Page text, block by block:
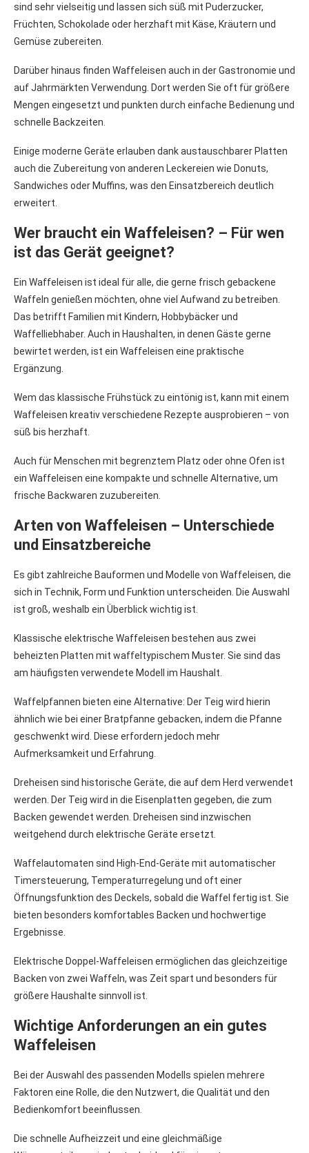
sind sehr vielseitig und lassen sich süß mit Puderzucker,
Früchten, Schokolade oder herzhaft mit Käse, Kräutern und
Gemüse zubereiten.
Darüber hinaus finden Waffeleisen auch in der Gastronomie und
auf Jahrmärkten Verwendung. Dort werden Sie oft für größere
Mengen eingesetzt und punkten durch einfache Bedienung und
schnelle Backzeiten.
Einige moderne Geräte erlauben dank austauschbarer Platten
auch die Zubereitung von anderen Leckereien wie Donuts,
Sandwiches oder Muffins, was den Einsatzbereich deutlich
erweitert.
Wer braucht ein Waffeleisen? – Für wen
ist das Gerät geeignet?
Ein Waffeleisen ist ideal für alle, die gerne frisch gebackene
Waffeln genießen möchten, ohne viel Aufwand zu betreiben.
Das betrifft Familien mit Kindern, Hobbybäcker und
Waffelliebhaber. Auch in Haushalten, in denen Gäste gerne
bewirtet werden, ist ein Waffeleisen eine praktische
Ergänzung.
Wem das klassische Frühstück zu eintönig ist, kann mit einem
Waffeleisen kreativ verschiedene Rezepte ausprobieren – von
süß bis herzhaft.
Auch für Menschen mit begrenztem Platz oder ohne Ofen ist
ein Waffeleisen eine kompakte und schnelle Alternative, um
frische Backwaren zuzubereiten.
Arten von Waffeleisen – Unterschiede
und Einsatzbereiche
Es gibt zahlreiche Bauformen und Modelle von Waffeleisen, die
sich in Technik, Form und Funktion unterscheiden. Die Auswahl
ist groß, weshalb ein Überblick wichtig ist.
Klassische elektrische Waffeleisen bestehen aus zwei
beheizten Platten mit waffeltypischem Muster. Sie sind das
am häufigsten verwendete Modell im Haushalt.
Waffelpfannen bieten eine Alternative: Der Teig wird hierin
ähnlich wie bei einer Bratpfanne gebacken, indem die Pfanne
geschwenkt wird. Diese erfordern jedoch mehr
Aufmerksamkeit und Erfahrung.
Dreheisen sind historische Geräte, die auf dem Herd verwendet
werden. Der Teig wird in die Eisenplatten gegeben, die zum
Backen gewendet werden. Dreheisen sind inzwischen
weitgehend durch elektrische Geräte ersetzt.
Waffelautomaten sind High-End-Geräte mit automatischer
Timersteuerung, Temperaturregelung und oft einer
Öffnungsfunktion des Deckels, sobald die Waffel fertig ist. Sie
bieten besonders komfortables Backen und hochwertige
Ergebnisse.
Elektrische Doppel-Waffeleisen ermöglichen das gleichzeitige
Backen von zwei Waffeln, was Zeit spart und besonders für
größere Haushalte sinnvoll ist.
Wichtige Anforderungen an ein gutes
Waffeleisen
Bei der Auswahl des passenden Modells spielen mehrere
Faktoren eine Rolle, die den Nutzwert, die Qualität und den
Bedienkomfort beeinflussen.
Die schnelle Aufheizzeit und eine gleichmäßige